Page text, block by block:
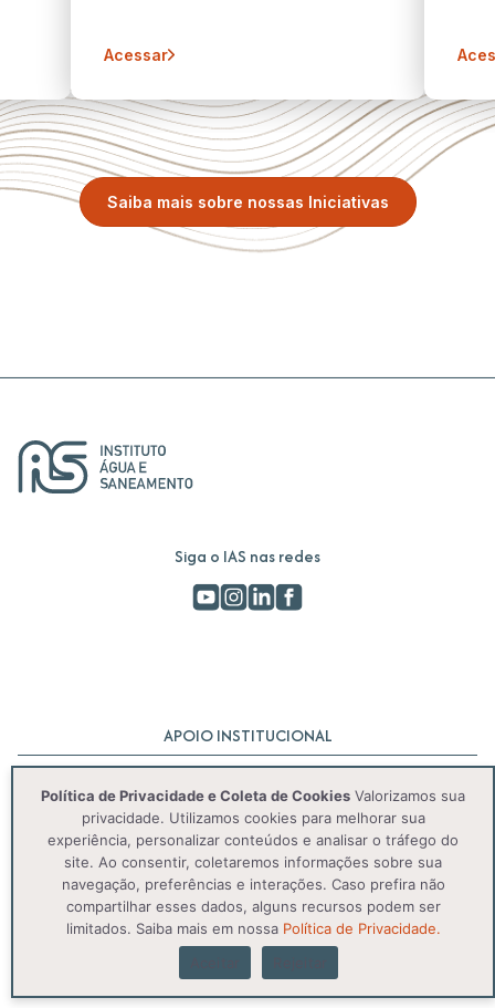
Acessar
Saiba mais sobre nossas Iniciativas
Siga o IAS nas redes
APOIO INSTITUCIONAL
© 2025 IAS. Todos os direitos reservados.
Política de Privacidade e Coleta de Cookies Valorizamos sua
privacidade. Utilizamos cookies para melhorar sua
experiência, personalizar conteúdos e analisar o tráfego do
site. Ao consentir, coletaremos informações sobre sua
navegação, preferências e interações. Caso prefira não
compartilhar esses dados, alguns recursos podem ser
limitados. Saiba mais em nossa Política de Privacidade.